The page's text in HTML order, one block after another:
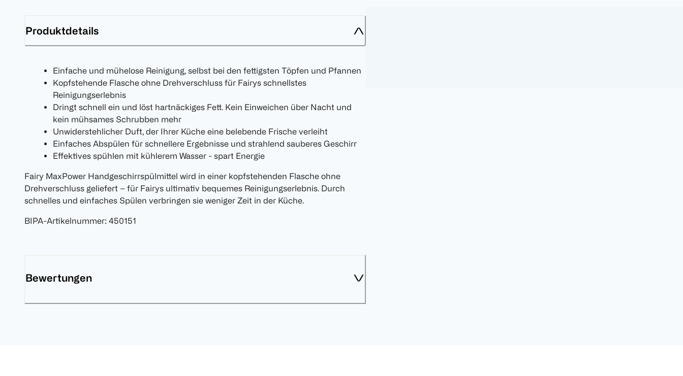
Produktdetails
Einfache und mühelose Reinigung, selbst bei den fettigsten Töpfen und Pfannen
Kopfstehende Flasche ohne Drehverschluss für Fairys schnellstes
Reinigungserlebnis
Dringt schnell ein und löst hartnäckiges Fett. Kein Einweichen über Nacht und
kein mühsames Schrubben mehr
Unwiderstehlicher Duft, der Ihrer Küche eine belebende Frische verleiht
Einfaches Abspülen für schnellere Ergebnisse und strahlend sauberes Geschirr
Effektives spühlen mit kühlerem Wasser - spart Energie
Fairy MaxPower Handgeschirrspülmittel wird in einer kopfstehenden Flasche ohne
Drehverschluss geliefert – für Fairys ultimativ bequemes Reinigungserlebnis. Durch
schnelles und einfaches Spülen verbringen sie weniger Zeit in der Küche.
BIPA-Artikelnummer: 450151
Bewertungen